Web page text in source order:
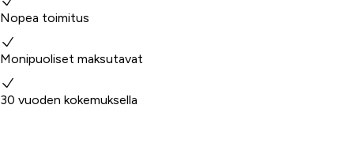
Nopea toimitus
Monipuoliset maksutavat
30 vuoden kokemuksella